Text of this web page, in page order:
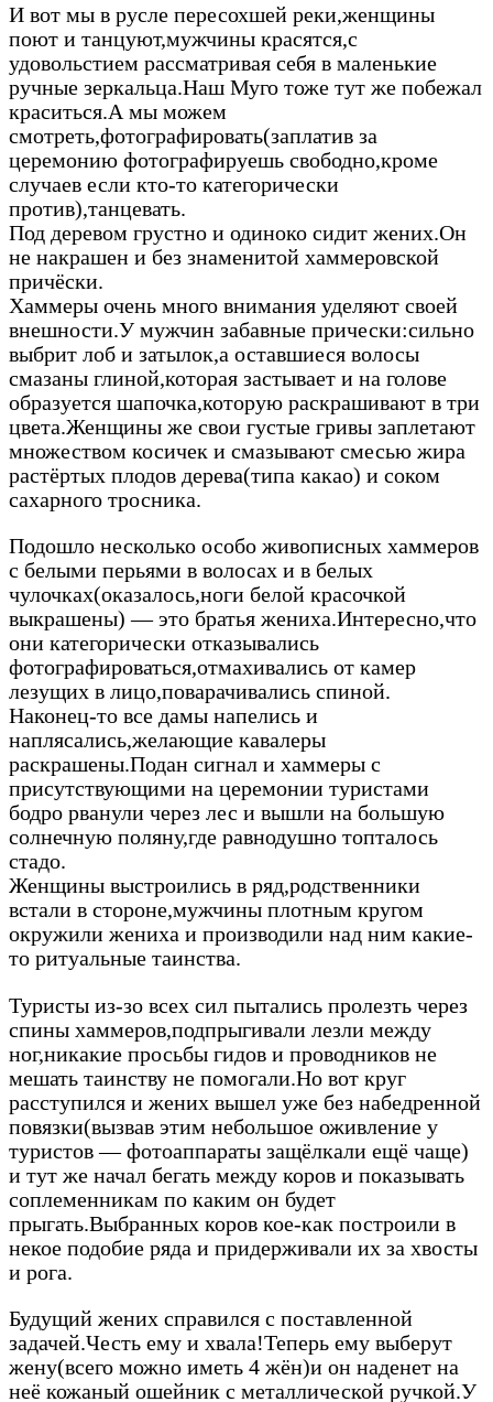
И вот мы в русле пересохшей реки,женщины
поют и танцуют,мужчины красятся,с
удовольстием рассматривая себя в маленькие
ручные зеркальца.Наш Муго тоже тут же побежал
краситься.А мы можем
смотреть,фотографировать(заплатив за
церемонию фотографируешь свободно,кроме
случаев если кто-то категорически
против),танцевать.
Под деревом грустно и одиноко сидит жених.Он
не накрашен и без знаменитой хаммеровской
причёски.
Хаммеры очень много внимания уделяют своей
внешности.У мужчин забавные прически:сильно
выбрит лоб и затылок,а оставшиеся волосы
смазаны глиной,которая застывает и на голове
образуется шапочка,которую раскрашивают в три
цвета.Женщины же свои густые гривы заплетают
множеством косичек и смазывают смесью жира
растёртых плодов дерева(типа какао) и соком
сахарного тросника.
Подошло несколько особо живописных хаммеров
с белыми перьями в волосах и в белых
чулочках(оказалось,ноги белой красочкой
выкрашены) — это братья жениха.Интересно,что
они категорически отказывались
фотографироваться,отмахивались от камер
лезущих в лицо,поварачивались спиной.
Наконец-то все дамы напелись и
наплясались,желающие кавалеры
раскрашены.Подан сигнал и хаммеры с
присутствующими на церемонии туристами
бодро рванули через лес и вышли на большую
солнечную поляну,где равнодушно топталось
стадо.
Женщины выстроились в ряд,родственники
встали в стороне,мужчины плотным кругом
окружили жениха и производили над ним какие-
то ритуальные таинства.
Туристы из-зо всех сил пытались пролезть через
спины хаммеров,подпрыгивали лезли между
ног,никакие просьбы гидов и проводников не
мешать таинству не помогали.Но вот круг
расступился и жених вышел уже без набедренной
повязки(вызвав этим небольшое оживление у
туристов — фотоаппараты защёлкали ещё чаще)
и тут же начал бегать между коров и показывать
соплеменникам по каким он будет
прыгать.Выбранных коров кое-как построили в
некое подобие ряда и придерживали их за хвосты
и рога.
Будущий жених справился с поставленной
задачей.Честь ему и хвала!Теперь ему выберут
жену(всего можно иметь 4 жён)и он наденет на
неё кожаный ошейник с металлической ручкой.У